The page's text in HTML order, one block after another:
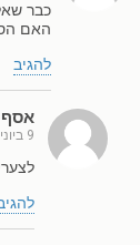
כבר
האם
להגיב
אסף
9 ביוני 2016